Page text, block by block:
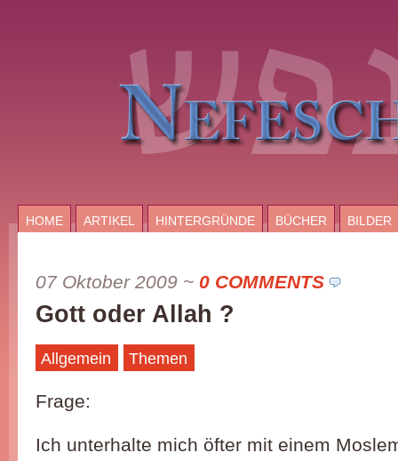
HOME ARTIKEL HINTERGRÜNDE BÜCHER BILDER
07 Oktober 2009 ~ 0 COMMENTS
Gott oder Allah ?
Allgemein Themen
Frage:
Ich unterhalte mich öfter mit einem